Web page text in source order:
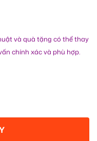
và quà tặng có thể thay
chính xác và phù hợp.